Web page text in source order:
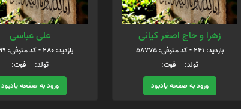
زهرا و حاج اصغر کیانی
بازدید: 241 - کد متوفی: 58775
تولد: فوت:
ورود به صفحه یادبود
علی عباسی
بازدید: 280 - کد متوفی: 59499
تولد: فوت:
ورود به صفحه یادبود